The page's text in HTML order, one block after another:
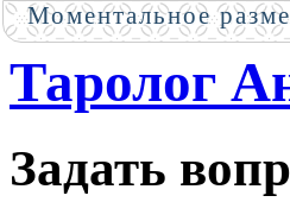
Таролог
Задать
Моментальное